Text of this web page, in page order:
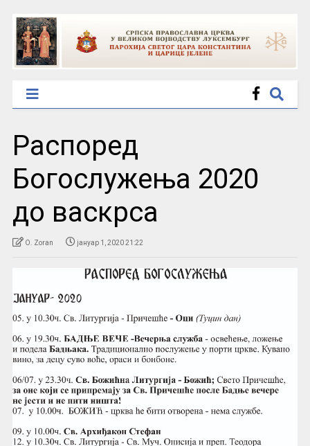
Распоред
Богослужења 2020
до васкрса
O. Zoran јануар 1, 2020 21:22